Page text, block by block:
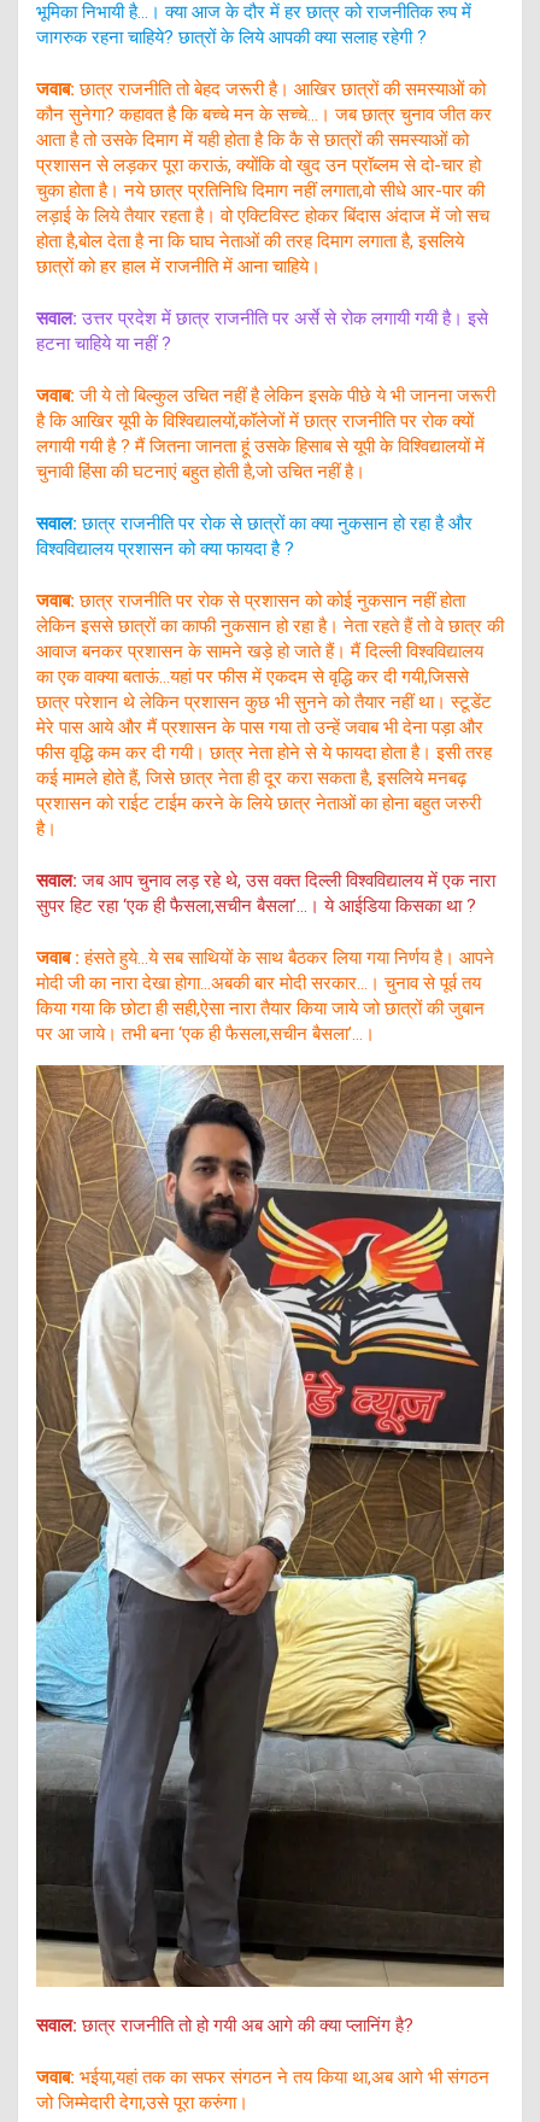
भूमिका निभायी है…। क्या आज के दौर में हर छात्र को राजनीतिक रुप में
जागरुक रहना चाहिये? छात्रों के लिये आपकी क्या सलाह रहेगी ?
जवाब: छात्र राजनीति तो बेहद जरूरी है। आखिर छात्रों की समस्याओं को
कौन सुनेगा? कहावत है कि बच्चे मन के सच्चे…। जब छात्र चुनाव जीत कर
आता है तो उसके दिमाग में यही होता है कि कै से छात्रों की समस्याओं को
प्रशासन से लड़कर पूरा कराऊं, क्योंकि वो खुद उन प्रॉब्लम से दो-चार हो
चुका होता है। नये छात्र प्रतिनिधि दिमाग नहीं लगाता,वो सीधे आर-पार की
लड़ाई के लिये तैयार रहता है। वो एक्टिविस्ट होकर बिंदास अंदाज में जो सच
होता है,बोल देता है ना कि घाघ नेताओं की तरह दिमाग लगाता है, इसलिये
छात्रों को हर हाल में राजनीति में आना चाहिये।
सवाल: उत्तर प्रदेश में छात्र राजनीति पर अर्से से रोक लगायी गयी है। इसे
हटना चाहिये या नहीं ?
जवाब: जी ये तो बिल्कुल उचित नहीं है लेकिन इसके पीछे ये भी जानना जरूरी
है कि आखिर यूपी के विश्विद्यालयों,कॉलेजों में छात्र राजनीति पर रोक क्यों
लगायी गयी है ? मैं जितना जानता हूं उसके हिसाब से यूपी के विश्विद्यालयों में
चुनावी हिंसा की घटनाएं बहुत होती है,जो उचित नहीं है।
सवाल: छात्र राजनीति पर रोक से छात्रों का क्या नुकसान हो रहा है और
विश्वविद्यालय प्रशासन को क्या फायदा है ?
जवाब: छात्र राजनीति पर रोक से प्रशासन को कोई नुकसान नहीं होता
लेकिन इससे छात्रों का काफी नुकसान हो रहा है। नेता रहते हैं तो वे छात्र की
आवाज बनकर प्रशासन के सामने खड़े हो जाते हैं। मैं दिल्ली विश्वविद्यालय
का एक वाक्या बताऊं…यहां पर फीस में एकदम से वृद्धि कर दी गयी,जिससे
छात्र परेशान थे लेकिन प्रशासन कुछ भी सुनने को तैयार नहीं था। स्टूडेंट
मेरे पास आये और मैं प्रशासन के पास गया तो उन्हें जवाब भी देना पड़ा और
फीस वृद्धि कम कर दी गयी। छात्र नेता होने से ये फायदा होता है। इसी तरह
कई मामले होते हैं, जिसे छात्र नेता ही दूर करा सकता है, इसलिये मनबढ़
प्रशासन को राईट टाईम करने के लिये छात्र नेताओं का होना बहुत जरुरी
है।
सवाल: जब आप चुनाव लड़ रहे थे, उस वक्त दिल्ली विश्वविद्यालय में एक नारा
सुपर हिट रहा ‘एक ही फैसला,सचीन बैसला’…। ये आईडिया किसका था ?
जवाब : हंसते हुये…ये सब साथियों के साथ बैठकर लिया गया निर्णय है। आपने
मोदी जी का नारा देखा होगा…अबकी बार मोदी सरकार…। चुनाव से पूर्व तय
किया गया कि छोटा ही सही,ऐसा नारा तैयार किया जाये जो छात्रों की जुबान
पर आ जाये। तभी बना ‘एक ही फैसला,सचीन बैसला’…।
सवाल: छात्र राजनीति तो हो गयी अब आगे की क्या प्लानिंग है?
जवाब: भईया,यहां तक का सफर संगठन ने तय किया था,अब आगे भी संगठन
जो जिम्मेदारी देगा,उसे पूरा करुंगा।